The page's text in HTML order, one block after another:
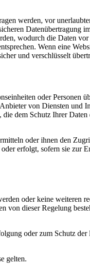
werden, vor
Datenübertragung
wodurch die Daten
Wenn eine
und verschlüsselt
oder Personen
von Diensten und
dem Schutz Ihrer Daten
oder ihnen den
erfolgt, sofern sie zur
oder keine weiteren
von dieser Regelung
oder zum Schutz der
gelten.